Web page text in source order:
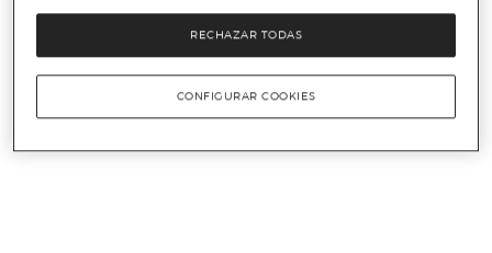
RECHAZAR TODAS
CONFIGURAR COOKIES